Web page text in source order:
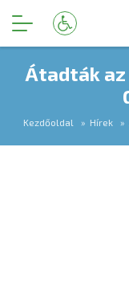
Átadták az
Kezdőoldal Hírek